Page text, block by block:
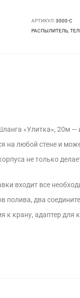
АРТИКУЛ:3000-C
РАСПЫЛИТЕЛЬ,
«Улитка», 20м —
на любой стене и
не только
входит все
полива, два
к крану, адаптер для